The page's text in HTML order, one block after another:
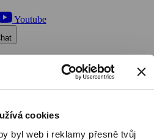
cookies
byl web i reklamy přesně tvůj
Youtube